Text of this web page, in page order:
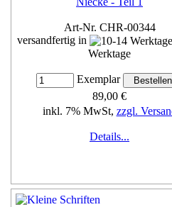
Art-Nr. CHR-00344
versandfertig in
Werktage
Exemplar
89,00 €
inkl. 7% MwSt, zzgl.
Details...